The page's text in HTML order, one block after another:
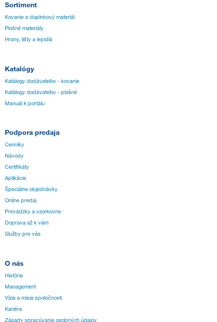
Sortiment
Kovanie a doplnkový materiál
Plošné materiály
Hrany, lišty a lepidlá
Katalógy
Katálogy dodávateľov - kovanie
Katálogy dodávateľov - plošné
Manuál k portálu
Podpora predaja
Cenníky
Návody
Certifikáty
Aplikácie
Špeciálne objednávky
Online predaj
Prevádzky a vzorkovne
Doprava až k vám
Služby pre vás
O nás
História
Management
Vízia a misia spoločnosti
Kariéra
Zásady spracúvania osobných údajov